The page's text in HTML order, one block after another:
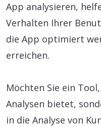
App analysieren,
Verhalten Ihrer
die App optimiert
erreichen.
Möchten Sie ein
Analysen bietet,
in die Analyse von